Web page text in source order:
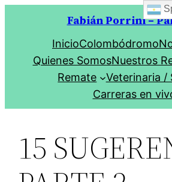
contenido
Fabián Porrini –
InicioColombódromo
Quienes SomosNuestros
Remate
Veterinaria /
Carreras en
15